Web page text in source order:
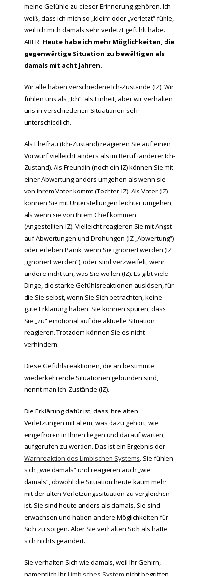
meine Gefühle zu dieser Erinnerung gehören. Ich
weiß, dass ich mich so „klein“ oder „verletzt“ fühle,
weil ich mich damals sehr verletzt gefühlt habe.
ABER: Heute habe ich mehr Möglichkeiten, die
gegenwärtige Situation zu bewältigen als
damals mit acht Jahren.
Wir alle haben verschiedene Ich-Zustände (IZ). Wir
fühlen uns als „Ich“, als Einheit, aber wir verhalten
uns in verschiedenen Situationen sehr
unterschiedlich.
Als Ehefrau (Ich-Zustand) reagieren Sie auf einen
Vorwurf vielleicht anders als im Beruf (anderer Ich-
Zustand). Als Freundin (noch ein IZ) können Sie mit
einer Abwertung anders umgehen als wenn sie
von Ihrem Vater kommt (Tochter-IZ). Als Vater (IZ)
können Sie mit Unterstellungen leichter umgehen,
als wenn sie von Ihrem Chef kommen
(Angestellten-IZ). Vielleicht reagieren Sie mit Angst
auf Abwertungen und Drohungen (IZ „Abwertung“)
oder erleben Panik, wenn Sie ignoriert werden (IZ
„ignoriert werden“), oder sind verzweifelt, wenn
andere nicht tun, was Sie wollen (IZ). Es gibt viele
Dinge, die starke Gefühlsreaktionen auslösen, für
die Sie selbst, wenn Sie Sich betrachten, keine
gute Erklärung haben. Sie können spüren, dass
Sie „zu“ emotional auf die aktuelle Situation
reagieren. Trotzdem können Sie es nicht
verhindern.
Diese Gefühlsreaktionen, die an bestimmte
wiederkehrende Situationen gebunden sind,
nennt man Ich-Zustände (IZ).
Die Erklärung dafür ist, dass Ihre alten
Verletzungen mit allem, was dazu gehört, wie
eingefroren in Ihnen liegen und darauf warten,
aufgerufen zu werden. Das ist ein Ergebnis der
Warnreaktion des Limbischen Systems. Sie fühlen
sich „wie damals“ und reagieren auch „wie
damals“, obwohl die Situation heute kaum mehr
mit der alten Verletzungssituation zu vergleichen
ist. Sie sind heute anders als damals. Sie sind
erwachsen und haben andere Möglichkeiten für
Sich zu sorgen. Aber Sie verhalten Sich als hätte
sich nichts geändert.
Sie verhalten Sich wie damals, weil Ihr Gehirn,
namentlich IhrLimbisches System nicht begriffen